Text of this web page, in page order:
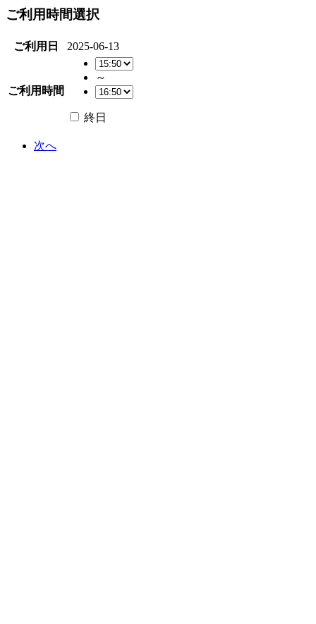
ご利用時間選択
ご利用日 2025-06-13
ご利用時間
～
終日
次へ